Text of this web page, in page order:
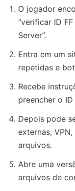
O jogador
“verificar ID FF
Server”.
Entra em um
repetidas e
Recebe
preencher o
Depois pode
externas,
arquivos.
Abre uma
arquivos de